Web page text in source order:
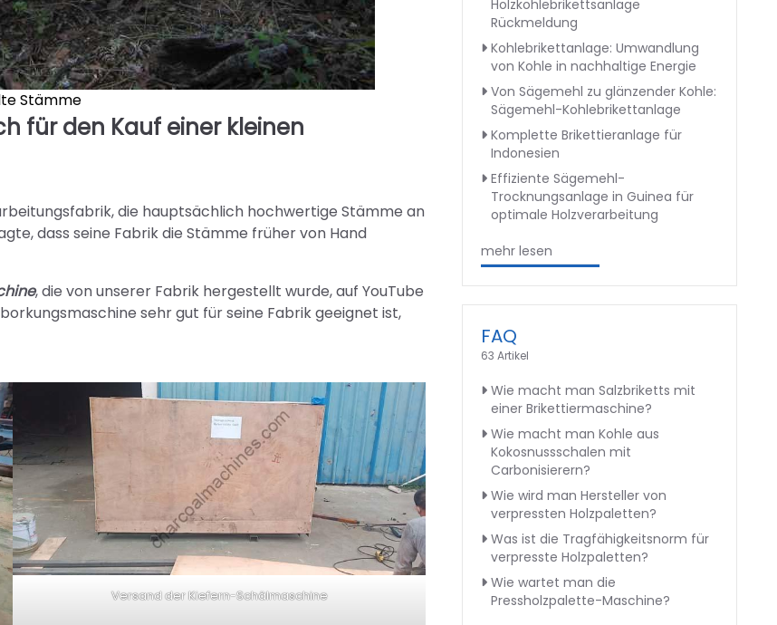
Stämme
für den Kauf einer kleinen
die hauptsächlich hochwertige Stämme an
dass seine Fabrik die Stämme früher von Hand
, die von unserer Fabrik hergestellt wurde, auf YouTube
sehr gut für seine Fabrik geeignet ist,
Versand der Kiefern-Schälmaschine
Holzkohlebrikettsanlage
Rückmeldung
Kohlebrikettanlage: Umwandlung
von Kohle in nachhaltige Energie
Von Sägemehl zu glänzender Kohle:
Sägemehl-Kohlebrikettanlage
Komplette Brikettieranlage für
Indonesien
Effiziente Sägemehl-
Trocknungsanlage in Guinea für
optimale Holzverarbeitung
mehr lesen
FAQ
63 Artikel
Wie macht man Salzbriketts mit
einer Brikettiermaschine?
Wie macht man Kohle aus
Kokosnussschalen mit
Carbonisierern?
Wie wird man Hersteller von
verpressten Holzpaletten?
Was ist die Tragfähigkeitsnorm für
verpresste Holzpaletten?
Wie wartet man die
Pressholzpalette-Maschine?